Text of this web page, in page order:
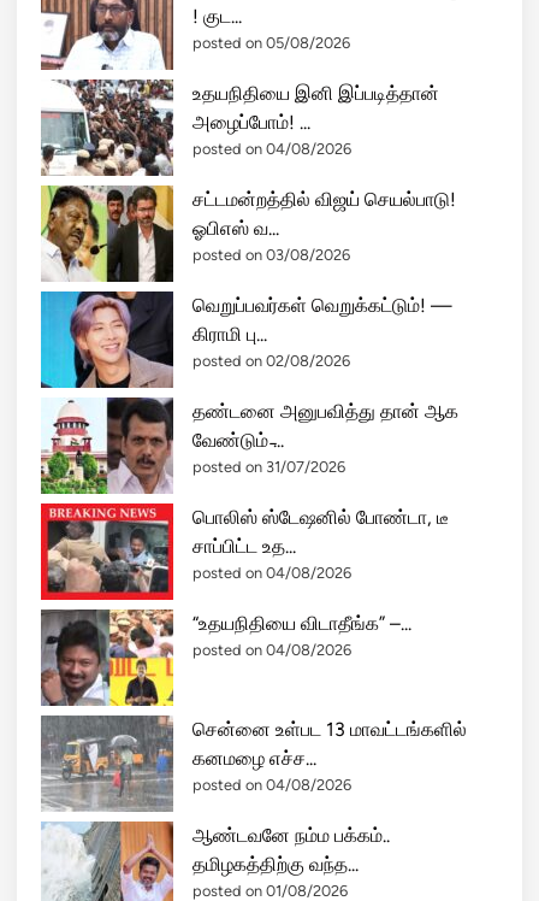
! குட...
posted on 05/08/2026
உதயநிதியை இனி இப்படித்தான்
அழைப்போம்! ...
posted on 04/08/2026
சட்டமன்றத்தில் விஜய் செயல்பாடு!
ஓபிஎஸ் வ...
posted on 03/08/2026
வெறுப்பவர்கள் வெறுக்கட்டும்! —
கிராமி பு...
posted on 02/08/2026
தண்டனை அனுபவித்து தான் ஆக
வேண்டும் ̵...
posted on 31/07/2026
பொலிஸ் ஸ்டேஷனில் போண்டா, டீ
சாப்பிட்ட உத...
posted on 04/08/2026
“உதயநிதியை விடாதீங்க” –...
posted on 04/08/2026
சென்னை உள்பட 13 மாவட்டங்களில்
கனமழை எச்ச...
posted on 04/08/2026
ஆண்டவனே நம்ம பக்கம்..
தமிழகத்திற்கு வந்த...
posted on 01/08/2026